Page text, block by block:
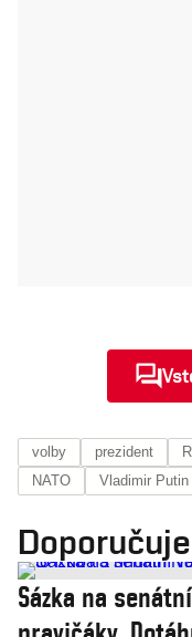
volby prezident
NATO
Vladimir Putin
Sázka na